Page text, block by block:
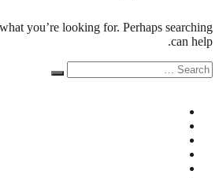
you’re looking for. Perhaps searching
can help.
Search
for:
Search